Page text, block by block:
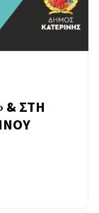
& ΣΤΗ